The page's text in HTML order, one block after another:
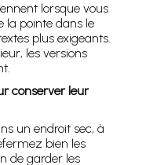
lorsque vous
la pointe dans le
plus exigeants.
les versions
conserver leur
un endroit sec, à
bien les
de garder les